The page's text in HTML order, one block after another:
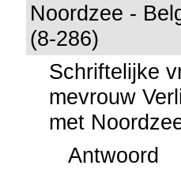
Noordzee -
(8-286)
Schriftelijke
mevrouw
met
Antwoord